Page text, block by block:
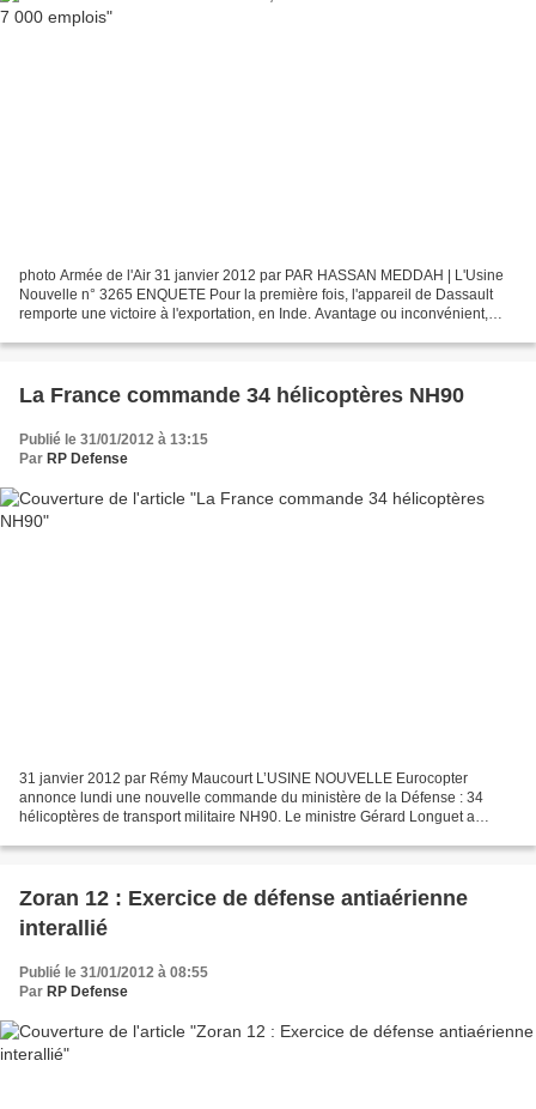
photo Armée de l'Air 31 janvier 2012 par PAR HASSAN MEDDAH | L'Usine
Nouvelle n° 3265 ENQUETE Pour la première fois, l'appareil de Dassault
remporte une victoire à l'exportation, en Inde. Avantage ou inconvénient,
La France commande 34 hélicoptères NH90
Publié le 31/01/2012 à 13:15
Par RP Defense
31 janvier 2012 par Rémy Maucourt L’USINE NOUVELLE Eurocopter
annonce lundi une nouvelle commande du ministère de la Défense : 34
hélicoptères de transport militaire NH90. Le ministre Gérard Longuet a
Zoran 12 : Exercice de défense antiaérienne
interallié
Publié le 31/01/2012 à 08:55
Par RP Defense